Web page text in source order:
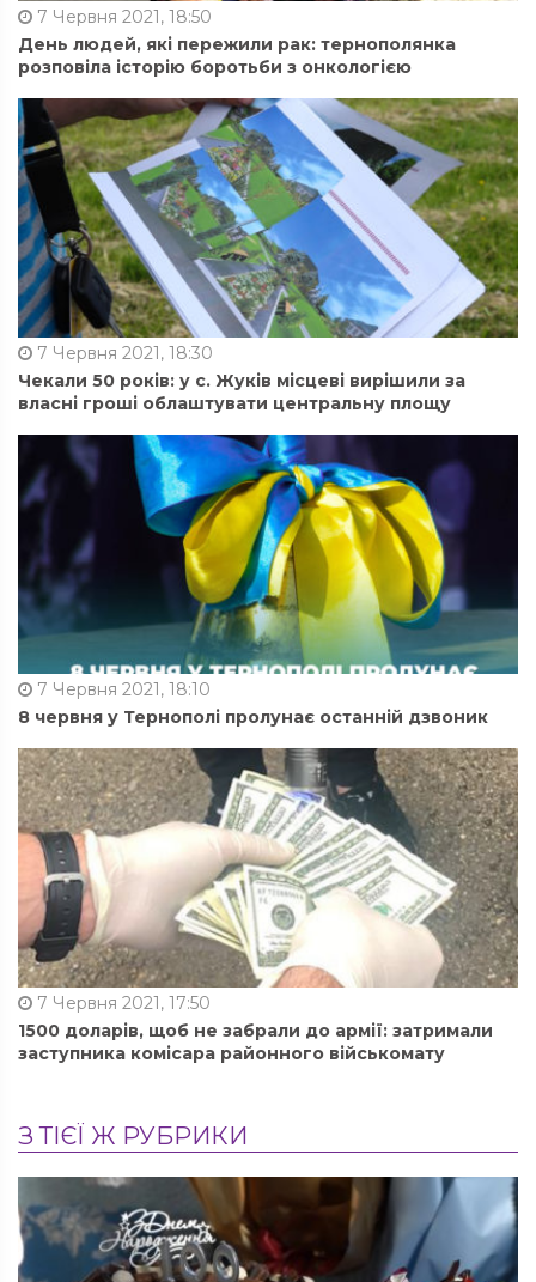
7 Червня 2021, 18:50
День людей, які пережили рак: тернополянка
розповіла історію боротьби з онкологією
7 Червня 2021, 18:30
Чекали 50 років: у с. Жуків місцеві вирішили за
власні гроші облаштувати центральну площу
7 Червня 2021, 18:10
8 червня у Тернополі пролунає останній дзвоник
7 Червня 2021, 17:50
1500 доларів, щоб не забрали до армії: затримали
заступника комісара районного військомату
З ТІЄЇ Ж РУБРИКИ